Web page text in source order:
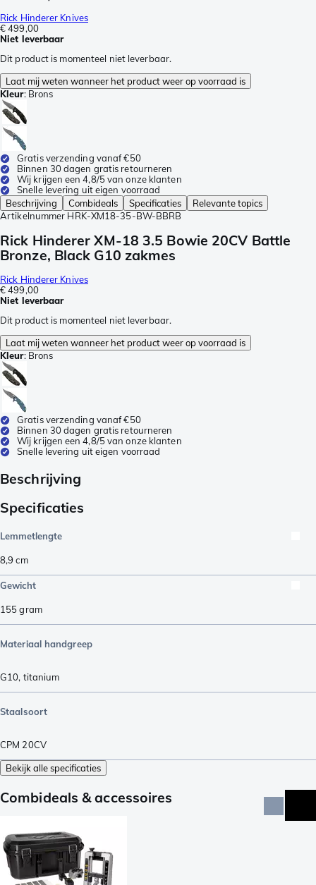
Rick Hinderer Knives
€ 499,00
Niet leverbaar
Dit product is momenteel niet leverbaar.
Laat mij weten wanneer het product weer op voorraad is
Kleur: Brons
Gratis verzending vanaf €50
Binnen 30 dagen gratis retourneren
Wij krijgen een 4,8/5 van onze klanten
Snelle levering uit eigen voorraad
Beschrijving
Combideals Specificaties
Relevante topics
Artikelnummer HRK-XM18-35-BW-BBRB
Rick Hinderer XM-18 3.5 Bowie 20CV Battle
Bronze, Black G10 zakmes
Rick Hinderer Knives
€ 499,00
Niet leverbaar
Dit product is momenteel niet leverbaar.
Laat mij weten wanneer het product weer op voorraad is
Kleur: Brons
Gratis verzending vanaf €50
Binnen 30 dagen gratis retourneren
Wij krijgen een 4,8/5 van onze klanten
Snelle levering uit eigen voorraad
Beschrijving
Specificaties
Lemmetlengte
8,9 cm
Gewicht
155gram
Materiaal handgreep
G10, titanium
Staalsoort
CPM 20CV
Bekijk alle specificaties
Combideals & accessoires